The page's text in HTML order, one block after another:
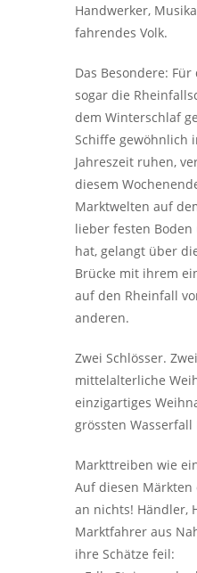
Handwerker,
fahrendes Volk.
Das Besondere:
sogar die
dem Winterschlaf
Schiffe gewöhnlich
Jahreszeit ruhen,
diesem
Marktwelten auf
lieber festen
hat, gelangt über
Brücke mit ihrem
auf den Rheinfall
anderen.
Zwei Schlösser.
mittelalterliche
einzigartiges
grössten Wasserfall
Markttreiben wie
Auf diesen
an nichts! Händler,
Marktfahrer aus
ihre Schätze feil: